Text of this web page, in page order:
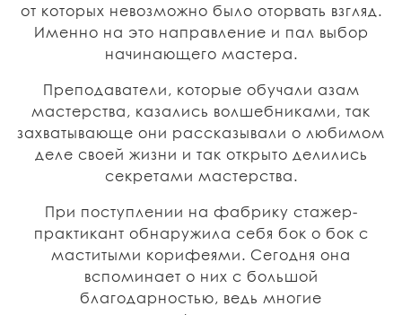
от которых невозможно было оторвать взгляд.
Именно на это направление и пал выбор
начинающего мастера.
Преподаватели, которые обучали азам
мастерства, казались волшебниками, так
захватывающе они рассказывали о любимом
деле своей жизни и так открыто делились
секретами мастерства.
При поступлении на фабрику стажер-
практикант обнаружила себя бок о бок с
маститыми корифеями. Сегодня она
вспоминает о них с большой
благодарностью, ведь многие